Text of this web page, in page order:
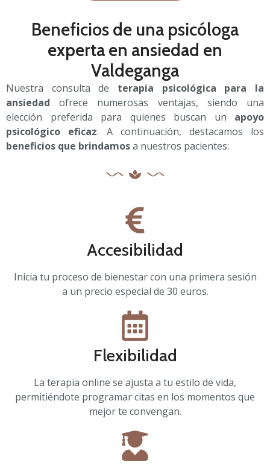
Beneficios de una psicóloga
experta en ansiedad en
Valdeganga
Nuestra consulta de terapia psicológica para la
ansiedad ofrece numerosas ventajas, siendo una
elección preferida para quienes buscan un apoyo
psicológico eficaz. A continuación, destacamos los
beneficios que brindamosa nuestros pacientes:
Accesibilidad
Inicia tu proceso de bienestar con una primera sesión
a un precio especial de 30 euros.
Flexibilidad
La terapia online se ajusta a tu estilo de vida,
permitiéndote programar citas en los momentos que
mejor te convengan.